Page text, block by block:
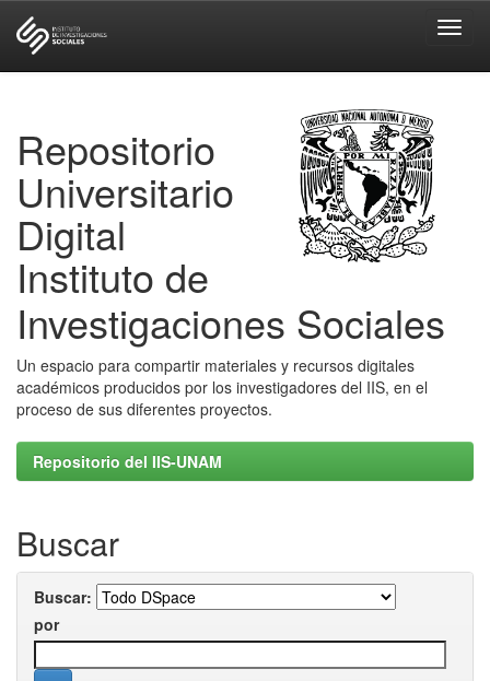
Repositorio
Universitario
Digital
Instituto de
Investigaciones Sociales
Un espacio para compartir materiales y recursos digitales
académicos producidos por los investigadores del IIS, en el
proceso de sus diferentes proyectos.
Repositorio del IIS-UNAM
Buscar
Buscar:
por